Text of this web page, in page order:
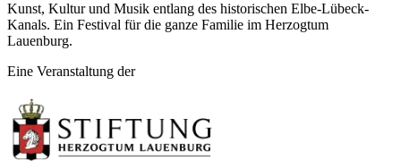
Kunst, Kultur und Musik entlang des historischen Elbe-Lübeck-
Kanals. Ein Festival für die ganze Familie im Herzogtum
Lauenburg.
Eine Veranstaltung der